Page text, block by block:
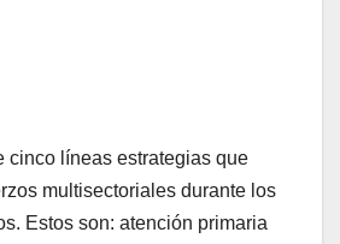
cinco líneas estrategias que
multisectoriales durante los
Estos son: atención primaria